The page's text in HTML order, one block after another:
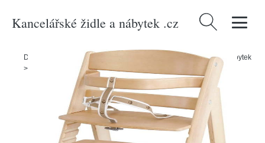
Kancelářské židle a nábytek .cz Vyhledávání
Domů
> Nábytek > Dětský nábytek > Dětský sedací nábytek
> Dětské židle a židličky/Jídelní židlička Sit Up III – Roba